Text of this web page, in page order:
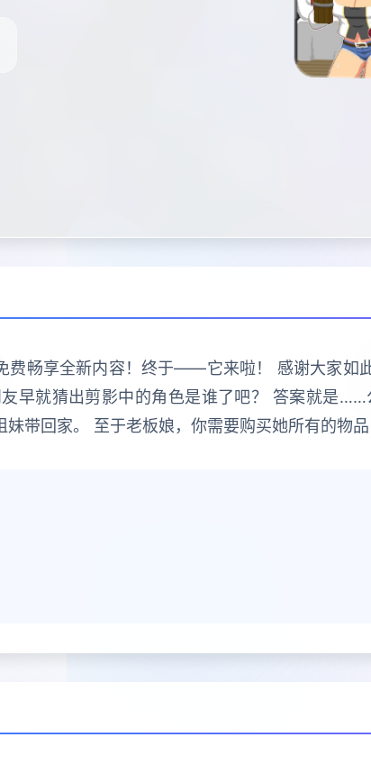
费畅享全新内容！终于——它来啦！ 感谢大家如
早就猜出剪影中的角色是谁了吧？ 答案就是
带回家。 至于老板娘，你需要购买她所有的物品